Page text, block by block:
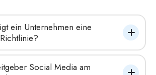
ein Unternehmen eine
Social Media am